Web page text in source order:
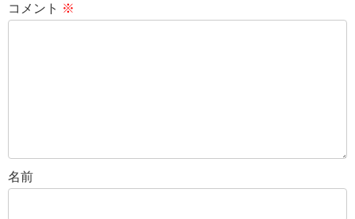
コメント ※
名前